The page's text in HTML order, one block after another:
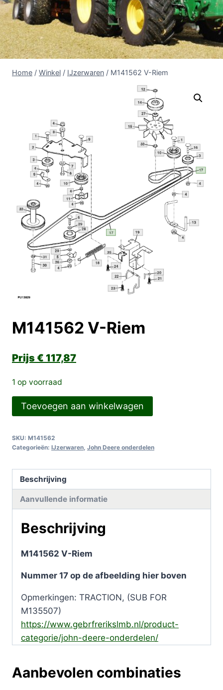
Home / Winkel / IJzerwaren / M141562 V-Riem
M141562 V-Riem
€ 117,87
1 op voorraad
M141562
V-
aantal
Toevoegen aan winkelwagen
SKU: M141562
Categorieën: IJzerwaren John Deere onderdelen
Beschrijving
Aanvullende informatie
Beschrijving
M141562 V-Riem
Nummer 17 op de afbeelding hier boven
Opmerkingen: TRACTION, (SUB FOR
M135507)
https://www.gebrfrerikslmb.nl/product-
categorie/john-deere-onderdelen/
Aanbevolen combinaties